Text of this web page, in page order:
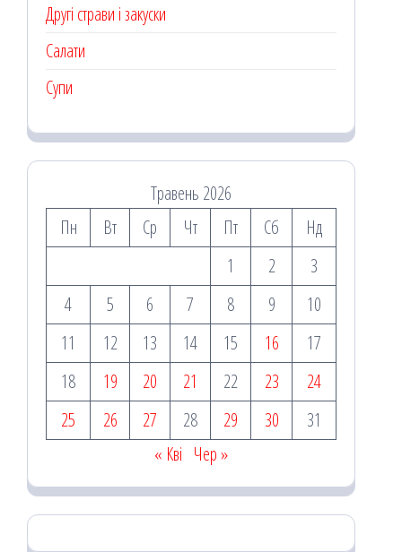
Другі страви і закуски
Салати
Супи
Травень 2026
Пн
Вт Ср Чт Пт Сб
Нд
1
2
3
4
5 6 7 8 9
10
11
12 13 14 15 16
17
18
19 20 21 22 23
24
25
26 27 28 29 30
31
« Кві Чер »